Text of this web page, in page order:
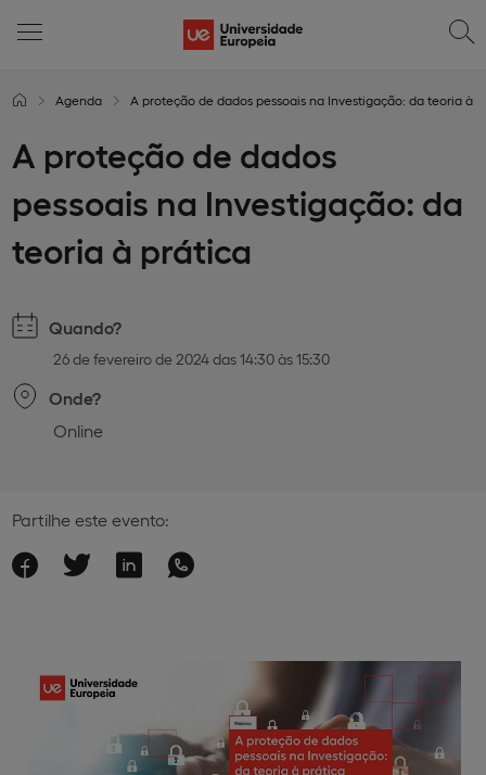
Agenda A proteção de dados pessoais na Investigação: da teoria à
A proteção de dados
pessoais na Investigação: da
teoria à prática
Quando?
26 de fevereiro de 2024 das 14:30 às 15:30
Onde?
Online
Partilhe este evento: